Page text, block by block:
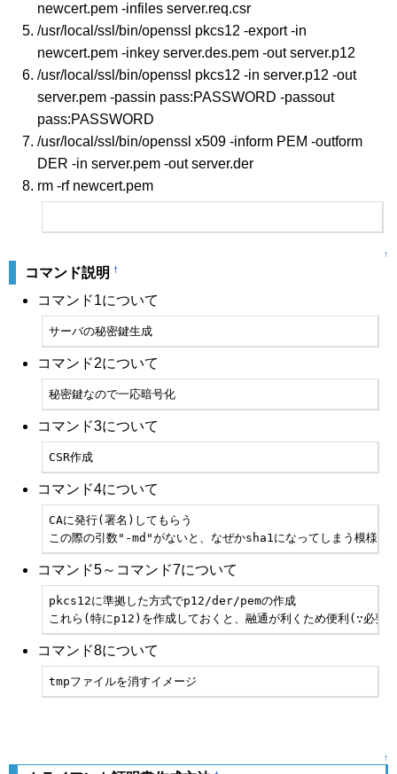
newcert.pem -infiles server.req.csr
/usr/local/ssl/bin/openssl pkcs12 -export -in
newcert.pem -inkey server.des.pem -out server.p12
/usr/local/ssl/bin/openssl pkcs12 -in server.p12 -out
server.pem -passin pass:PASSWORD -passout
pass:PASSWORD
/usr/local/ssl/bin/openssl x509 -inform PEM -outform
DER -in server.pem -out server.der
rm -rf newcert.pem
↑
コマンド説明 †
コマンド1について
サーバの秘密鍵生成
コマンド2について
秘密鍵なので一応暗号化
コマンド3について
CSR作成
コマンド4について
CAに発行(署名)してもらう
この際の引数"-md"がないと、なぜかsha1になってしまう模様
コマンド5～コマンド7について
pkcs12に準拠した方式でp12/der/pemの作成
これら(特にp12)を作成しておくと、融通が利くため便利(∵必要
コマンド8について
tmpファイルを消すイメージ
↑